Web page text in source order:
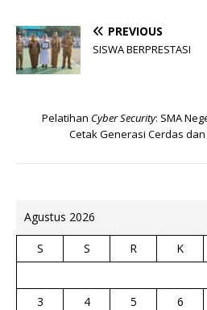
PREVIOUS
SISWA BERPRESTASI
Pelatihan Cyber Security: SMA
Cetak Generasi Cerdas dan
Agustus 2026
S S R K
3
4 5 6